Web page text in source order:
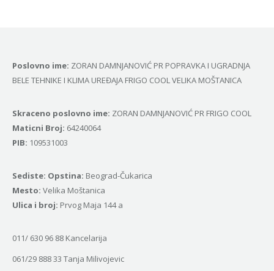
Poslovno ime: ZORAN DAMNJANOVIĆ PR POPRAVKA I UGRADNJA
BELE TEHNIKE I KLIMA UREĐAJA FRIGO COOL VELIKA MOŠTANICA
Skraceno poslovno ime: ZORAN DAMNJANOVIĆ PR FRIGO COOL
Маticni Broj: 64240064
PIB: 109531003
Sediste: Opstina: Beograd-Čukarica
Mesto: Velika Moštanica
Ulica i broj: Prvog Maja 144 a
011/ 630 96 88 Kancelarija
061/29 888 33 Tanja Milivojevic